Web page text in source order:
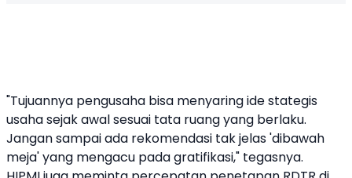
"Tujuannya pengusaha bisa menyaring ide stategis
usaha sejak awal sesuai tata ruang yang berlaku.
Jangan sampai ada rekomendasi tak jelas 'dibawah
meja' yang mengacu pada gratifikasi," tegasnya.